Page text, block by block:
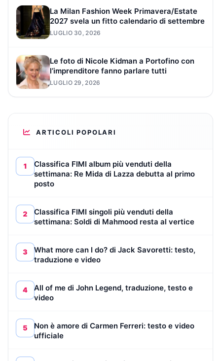
La Milan Fashion Week Primavera/Estate
2027 svela un fitto calendario di settembre
LUGLIO 30, 2026
Le foto di Nicole Kidman a Portofino con
l’imprenditore fanno parlare tutti
LUGLIO 29, 2026
ARTICOLI POPOLARI
1
Classifica FIMI album più venduti della
settimana: Re Mida di Lazza debutta al primo
posto
2
Classifica FIMI singoli più venduti della
settimana: Soldi di Mahmood resta al vertice
3
What more can I do? di Jack Savoretti: testo,
traduzione e video
4
All of me di John Legend, traduzione, testo e
video
5
Non è amore di Carmen Ferreri: testo e video
ufficiale